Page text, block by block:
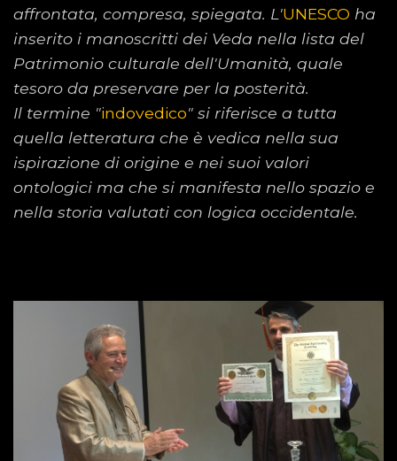
affrontata, compresa, spiegata. L'UNESCO ha
inserito i manoscritti dei Veda nella lista del
Patrimonio culturale dell'Umanità, quale
tesoro da preservare per la posterità.
Il termine "indovedico" si riferisce a tutta
quella letteratura che è vedica nella sua
ispirazione di origine e nei suoi valori
ontologici ma che si manifesta nello spazio e
nella storia valutati con logica occidentale.